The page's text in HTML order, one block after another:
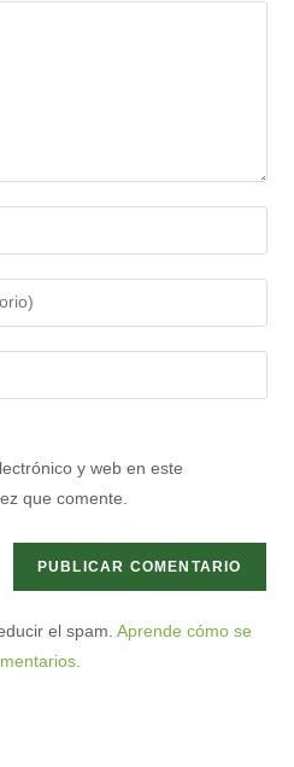
y web en este
que comente.
el spam.Aprende cómo se